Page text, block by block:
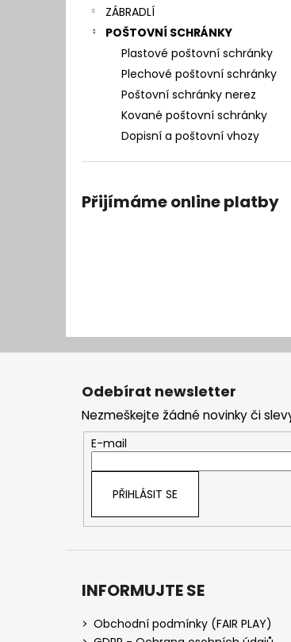
ZÁBRADLÍ
POŠTOVNÍ SCHRÁNKY
Plastové poštovní schránky
Plechové poštovní schránky
Poštovní schránky nerez
Kované poštovní schránky
Dopisní a poštovní vhozy
Přijímáme online platby
Odebírat newsletter
Nezmeškejte žádné novinky či
E-mail
PŘIHLÁSIT SE
INFORMUJTE SE
Obchodní podmínky (FAIR PLAY)